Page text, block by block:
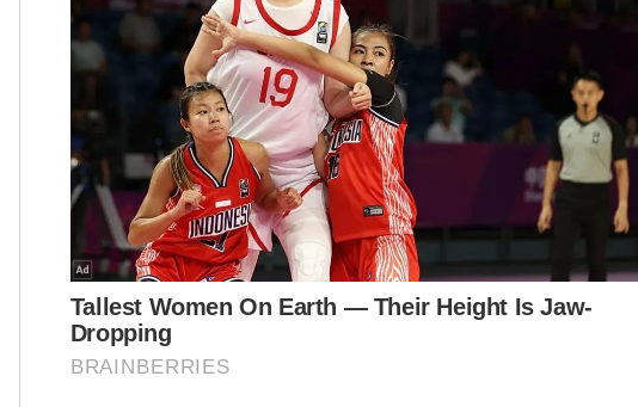
Antara menu segar di gerai Rafika Fitri.
"Untuk mendapatkan rasa yang 'mewah', saya
belajar memasaknya dengan Allahyarham ibu
angkat saya. Alhamdulillah berbaloi orang kata. Kini
ia mendapat sambutan daripada pelbagai kaum.
"Saya berharap perniagaan saya ini dapat bertahan